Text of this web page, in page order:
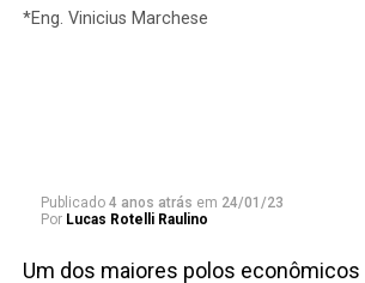
*Eng. Vinicius Marchese
Publicado 4 anos atrás em 24/01/23
Por Lucas Rotelli Raulino
Um dos maiores polos econômicos